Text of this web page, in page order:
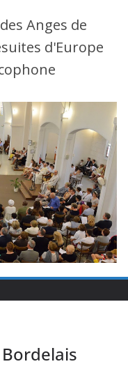
Anges de
d'Europe